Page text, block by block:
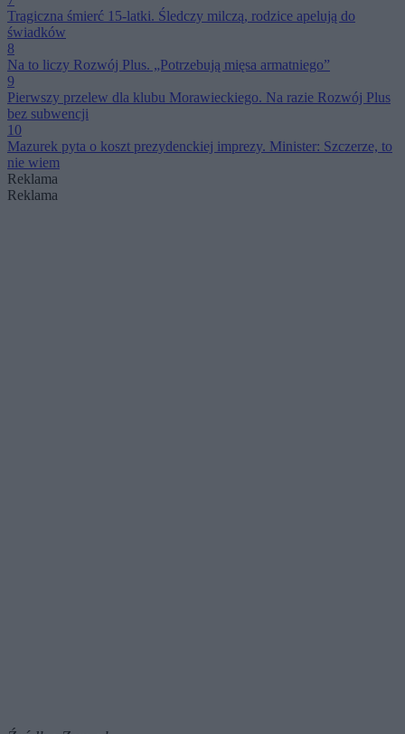
Tragiczna śmierć 15-latki. Śledczy milczą, rodzice apelują do
świadków
8
Na to liczy Rozwój Plus. „Potrzebują mięsa armatniego”
9
Pierwszy przelew dla klubu Morawieckiego. Na razie Rozwój Plus
bez subwencji
10
Mazurek pyta o koszt prezydenckiej imprezy. Minister: Szczerze, to
nie wiem
Reklama
Reklama